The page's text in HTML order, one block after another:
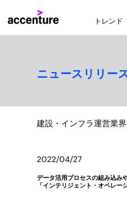
トレンド
ニュースリリー
建設・インフラ運営業
2022/04/27
データ活用プロセスの組み込み
「インテリジェント・オペレー